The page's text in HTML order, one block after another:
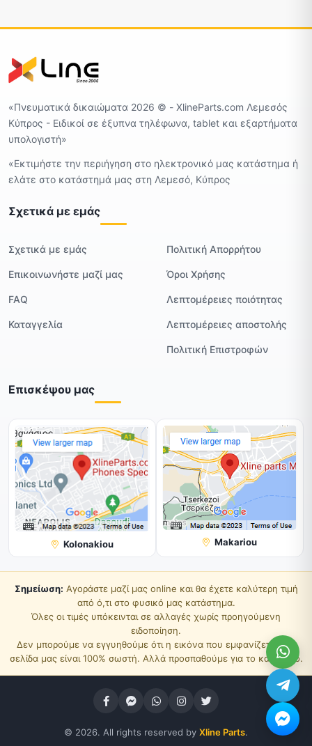
«Πνευματικά δικαιώματα 2026 ©️ - XlineParts.com Λεμεσός
Κύπρος - Ειδικοί σε έξυπνα τηλέφωνα, tablet και εξαρτήματα
υπολογιστή»
«Εκτιμήστε την περιήγηση στο ηλεκτρονικό μας κατάστημα ή
ελάτε στο κατάστημά μας στη Λεμεσό, Κύπρος
Σχετικά με εμάς
Σχετικά με εμάς
Επικοινωνήστε μαζί μας
FAQ
Καταγγελία
Πολιτική Απορρήτου
Όροι Χρήσης
Λεπτομέρειες ποιότητας
Λεπτομέρειες αποστολής
Πολιτική Επιστροφών
Επισκέψου μας
Kolonakiou Makariou
Σημείωση: Αγοράστε μαζί μας online και θα έχετε καλύτερη τιμή
από ό,τι στο φυσικό μας κατάστημα.
Όλες οι τιμές υπόκεινται σε αλλαγές χωρίς προηγούμενη
ειδοποίηση.
Δεν μπορούμε να εγγυηθούμε ότι η εικόνα που εμφανίζεται στη
σελίδα μας είναι 100% σωστή. Αλλά προσπαθούμε για το καλύτερο.
© 2026. All rights reserved by Xline Parts.